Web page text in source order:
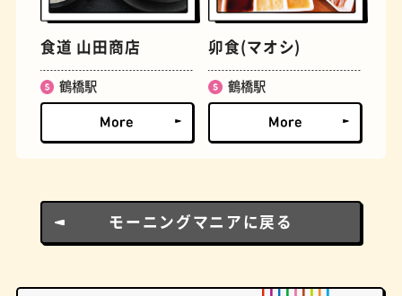
ロイヤルミルクティー せんべろ
食道 山田商店
鶴橋駅
卯食(マオシ)
鶴橋駅
モーニングマニアに戻る